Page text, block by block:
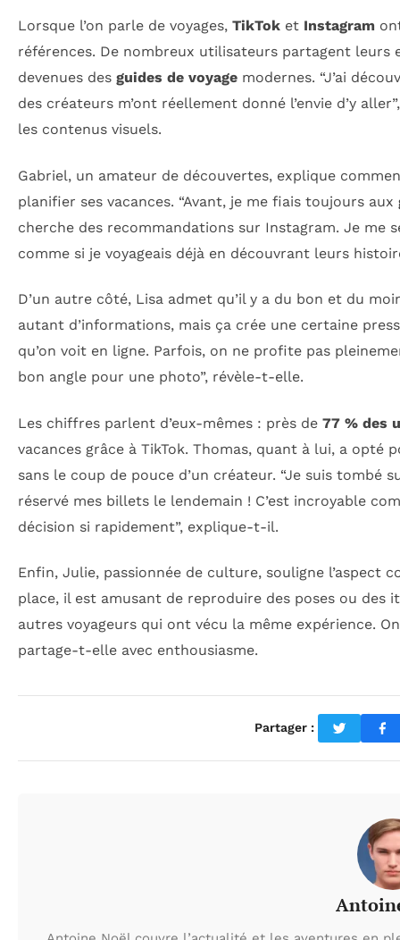
Lorsque l’on parle de voyages, TikTok et Instagram
références. De nombreux utilisateurs partagent
devenues des guides de voyage modernes. “J’ai
des créateurs m’ont réellement donné l’envie d’y
les contenus visuels.
Gabriel, un amateur de découvertes, explique
planifier ses vacances. “Avant, je me fiais toujours aux
cherche des recommandations sur Instagram. Je me
comme si je voyageais déjà en découvrant leurs
D’un autre côté, Lisa admet qu’il y a du bon et du
autant d’informations, mais ça crée une certaine
qu’on voit en ligne. Parfois, on ne profite pas
bon angle pour une photo”, révèle-t-elle.
Les chiffres parlent d’eux-mêmes : près de 77 % des
vacances grâce à TikTok. Thomas, quant à lui, a opté
sans le coup de pouce d’un créateur. “Je suis
réservé mes billets le lendemain ! C’est incroyable
décision si rapidement”, explique-t-il.
Enfin, Julie, passionnée de culture, souligne l’aspect
place, il est amusant de reproduire des poses ou des
autres voyageurs qui ont vécu la même expérience.
partage-t-elle avec enthousiasme.
Partager :